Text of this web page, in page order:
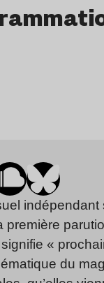
première
«
du